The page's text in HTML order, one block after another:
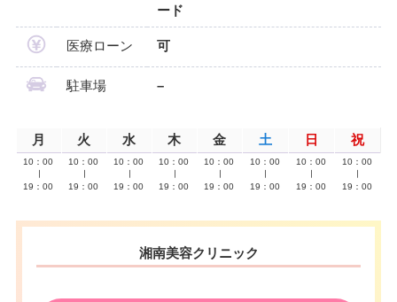
ード
医療ローン 可
駐車場 –
月 火 水 木 金 土 日 祝
10：00
19：00
10：00
19：00
10：00
19：00
10：00
19：00
10：00
19：00
10：00
19：00
10：00
19：00
10：00
19：00
湘南美容クリニック